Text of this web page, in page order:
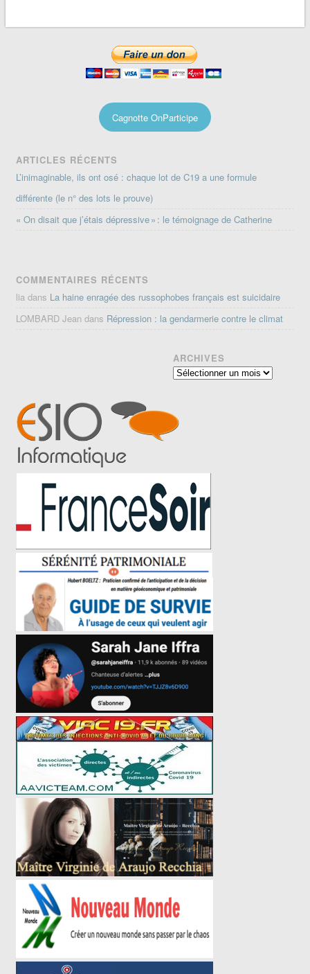
Cagnotte OnParticipe
ARTICLES RÉCENTS
L’inimaginable, ils ont osé : chaque lot de C19 a une formule
différente (le n° des lots le prouve)
« On disait que j’étais dépressive » : le témoignage de Catherine
COMMENTAIRES RÉCENTS
lia dans La haine enragée des russophobes français est suicidaire
LOMBARD Jean dans Répression : la gendarmerie contre le climat
ARCHIVES
Archives